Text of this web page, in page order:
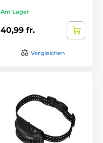
Am Lager
40,99 fr.
Vergleichen